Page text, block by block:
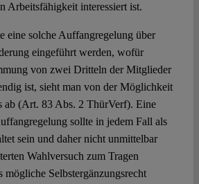
Arbeitsfähigkeit interessiert ist.
eine solche Auffangregelung über
eingeführt werden, wofür
von zwei Dritteln der Mitglieder
ist, sieht man von der Möglichkeit
ab (Art. 83 Abs. 2 ThürVerf). Eine
sollte in jedem Fall als
sein und daher nicht unmittelbar
Wahlversuch zum Tragen
mögliche Selbstergänzungsrecht